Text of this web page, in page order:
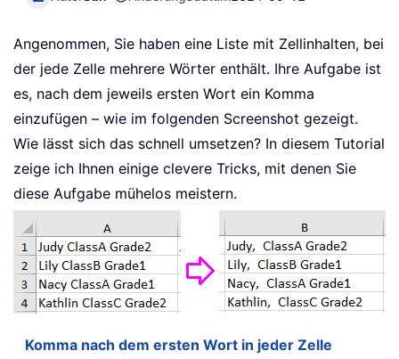
Angenommen, Sie haben eine Liste mit Zellinhalten, bei
der jede Zelle mehrere Wörter enthält. Ihre Aufgabe ist
es, nach dem jeweils ersten Wort ein Komma
einzufügen – wie im folgenden Screenshot gezeigt.
Wie lässt sich das schnell umsetzen? In diesem Tutorial
zeige ich Ihnen einige clevere Tricks, mit denen Sie
diese Aufgabe mühelos meistern.
Komma nach dem ersten Wort in jeder Zelle